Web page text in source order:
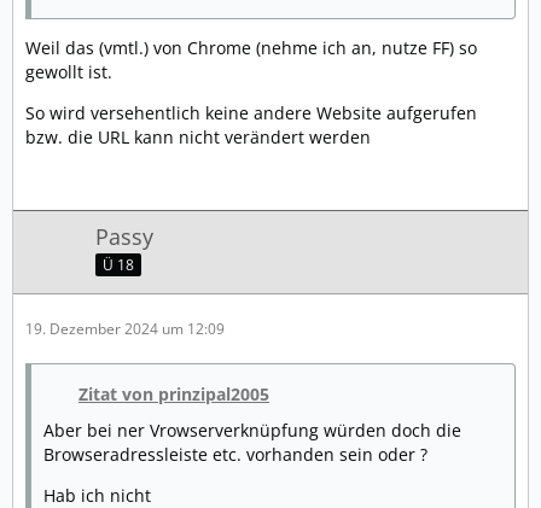
Weil das (vmtl.) von Chrome (nehme ich an, nutze FF) so
gewollt ist.
So wird versehentlich keine andere Website aufgerufen
bzw. die URL kann nicht verändert werden
Passy
Ü 18
19. Dezember 2024 um 12:09
Zitat von prinzipal2005
Aber bei ner Vrowserverknüpfung würden doch die
Browseradressleiste etc. vorhanden sein oder ?
Hab ich nicht